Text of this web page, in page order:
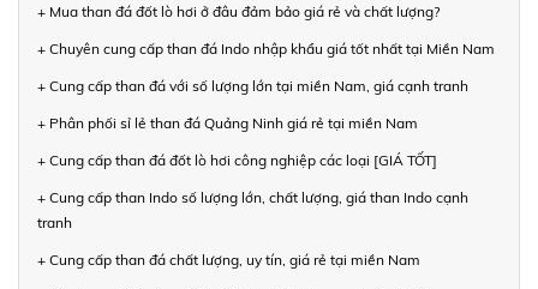
+ Mua than đá đốt lò hơi ở đâu đảm bảo giá rẻ và chất lượng?
+ Chuyên cung cấp than đá Indo nhập khẩu giá tốt nhất tại Miền Nam
+ Cung cấp than đá với số lượng lớn tại miền Nam, giá cạnh tranh
+ Phân phối sỉ lẻ than đá Quảng Ninh giá rẻ tại miền Nam
+ Cung cấp than đá đốt lò hơi công nghiệp các loại [GIÁ TỐT]
+ Cung cấp than Indo số lượng lớn, chất lượng, giá than Indo cạnh
tranh
+ Cung cấp than đá chất lượng, uy tín, giá rẻ tại miền Nam